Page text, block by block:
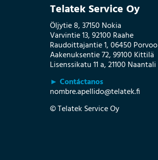
Telatek Service Oy
Öljytie 8, 37150 Nokia
Varvintie 13, 92100 Raahe
Raudoittajantie 1, 06450 Porvoo
Aakenuksentie 72, 99100 Kittilä
Lisenssikatu 11 a, 21100 Naantali
► Contáctanos
nombre.apellido@telatek.fi
© Telatek Service Oy